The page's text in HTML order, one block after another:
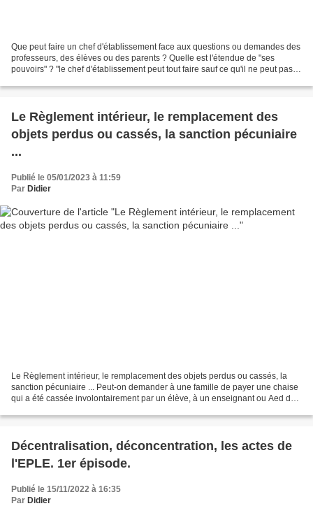
Que peut faire un chef d'établissement face aux questions ou demandes des
professeurs, des élèves ou des parents ? Quelle est l'étendue de "ses
pouvoirs" ? "le chef d'établissement peut tout faire sauf ce qu'il ne peut pas
Le Règlement intérieur, le remplacement des
objets perdus ou cassés, la sanction pécuniaire
...
Publié le 05/01/2023 à 11:59
Par Didier
Le Règlement intérieur, le remplacement des objets perdus ou cassés, la
sanction pécuniaire ... Peut-on demander à une famille de payer une chaise
qui a été cassée involontairement par un élève, à un enseignant ou Aed de
Décentralisation, déconcentration, les actes de
l'EPLE. 1er épisode.
Publié le 15/11/2022 à 16:35
Par Didier